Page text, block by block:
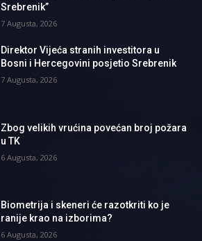
Srebrenik”
7 Augusta, 2026
Direktor Vijeća stranih investitora u
Bosni i Hercegovini posjetio Srebrenik
7 Augusta, 2026
Zbog velikih vrućina povećan broj požara
u TK
6 Augusta, 2026
Biometrija i skeneri će razotkriti ko je
ranije krao na izborima?
6 Augusta, 2026